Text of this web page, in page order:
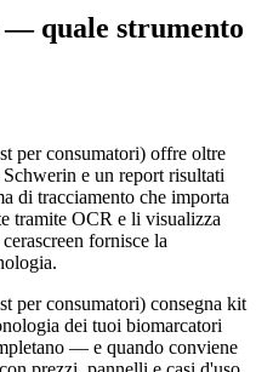
— quale strumento
per consumatori) offre oltre
e un report risultati
di tracciamento che importa
tramite OCR e li visualizza
fornisce la
per consumatori) consegna kit
dei tuoi biomarcatori
— e quando conviene